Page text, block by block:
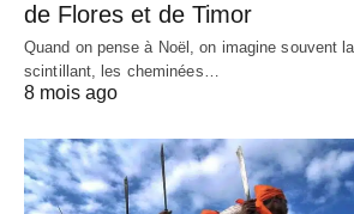
de Flores et de Timor
Quand on pense à Noël, on imagine souvent
scintillant, les cheminées…
8 mois ago